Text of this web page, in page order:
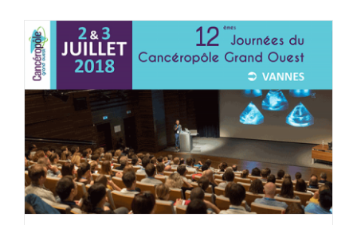
12èmes Journées scientifiques du
Cancéropôle Grand Ouest
Agenda